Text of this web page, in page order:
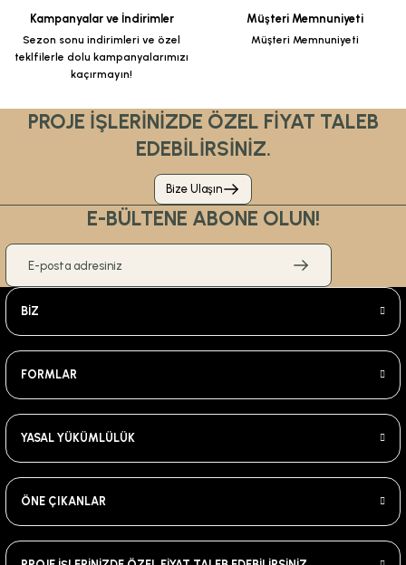
Kampanyalar ve İndirimler
Sezon sonu indirimleri ve özel
teklfilerle dolu kampanyalarımızı
kaçırmayın!
Müşteri Memnuniyeti
Müşteri Memnuniyeti
PROJE İŞLERİNİZDE ÖZEL FİYAT TALEB
EDEBİLİRSİNİZ.
Bize Ulaşın
E-BÜLTENE ABONE OLUN!
BİZ
FORMLAR
YASAL YÜKÜMLÜLÜK
ÖNE ÇIKANLAR